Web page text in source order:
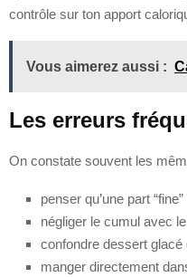
contrôle sur ton apport
Vous aimerez aussi :
Les erreurs
On constate souvent les
penser qu’une part
négliger le cumul avec
confondre dessert glacé
manger directement